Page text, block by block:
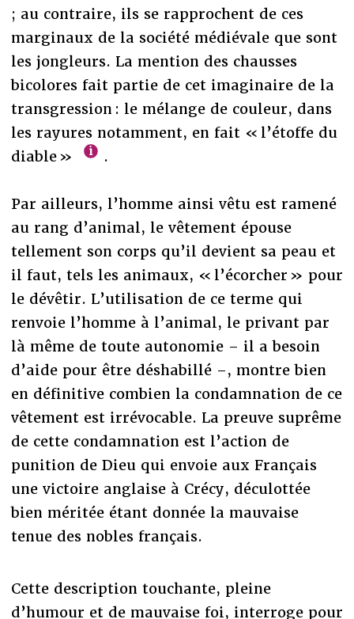
; au contraire, ils se rapprochent de ces
marginaux de la société médiévale que sont
les jongleurs. La mention des chausses
bicolores fait partie de cet imaginaire de la
transgression : le mélange de couleur, dans
les rayures notamment, en fait « l’étoffe du
diable »
.
Par ailleurs, l’homme ainsi vêtu est ramené
au rang d’animal, le vêtement épouse
tellement son corps qu’il devient sa peau et
il faut, tels les animaux, « l’écorcher » pour
le dévêtir. L’utilisation de ce terme qui
renvoie l’homme à l’animal, le privant par
là même de toute autonomie – il a besoin
d’aide pour être déshabillé –, montre bien
en définitive combien la condamnation de ce
vêtement est irrévocable. La preuve suprême
de cette condamnation est l’action de
punition de Dieu qui envoie aux Français
une victoire anglaise à Crécy, déculottée
bien méritée étant donnée la mauvaise
tenue des nobles français.
Cette description touchante, pleine
d’humour et de mauvaise foi, interroge pour